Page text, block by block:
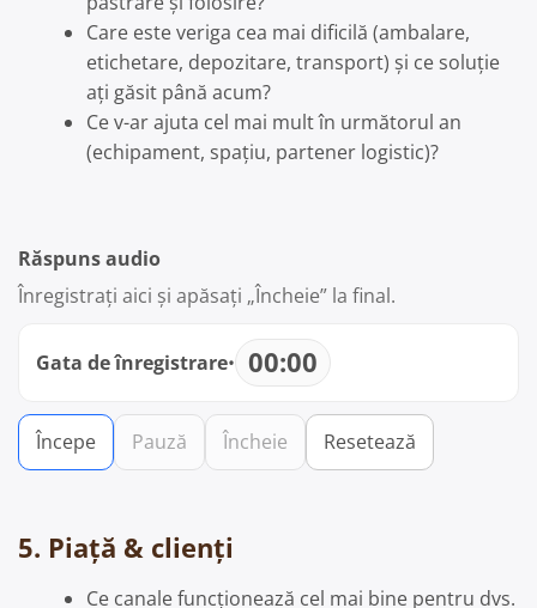
Care este veriga cea mai dificilă (ambalare,
etichetare, depozitare, transport) și ce soluție
ați găsit până acum?
Ce v-ar ajuta cel mai mult în următorul an
(echipament, spațiu, partener logistic)?
Răspuns audio
Înregistrați aici și apăsați „Încheie” la final.
Gata de înregistrare• 00:00
Începe Pauză Încheie Resetează
5. Piață & clienți
Ce canale funcționează cel mai bine pentru dvs.